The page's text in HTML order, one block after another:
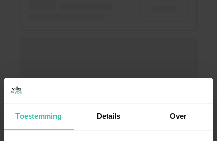
Toestemming Details Over